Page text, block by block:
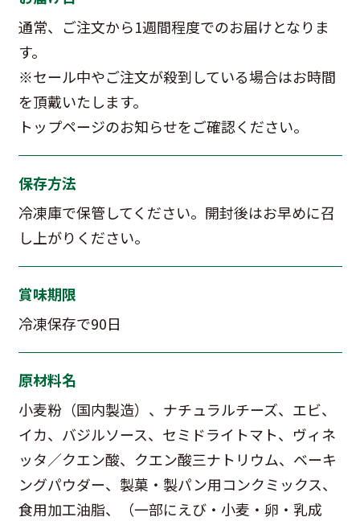
通常、ご注文から1週間程度でのお届けとなりま
す。
※セール中やご注文が殺到している場合はお時間
を頂戴いたします。
トップページのお知らせをご確認ください。
保存方法
冷凍庫で保管してください。開封後はお早めに召
し上がりください。
賞味期限
冷凍保存で90日
原材料名
小麦粉（国内製造）、ナチュラルチーズ、エビ、
イカ、バジルソース、セミドライトマト、ヴィネ
ッタ／クエン酸、クエン酸三ナトリウム、ベーキ
ングパウダー、製菓・製パン用コンクミックス、
食用加工油脂、（一部にえび・小麦・卵・乳成